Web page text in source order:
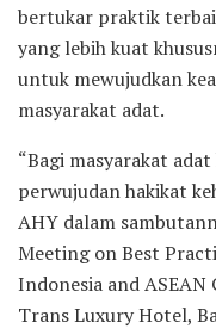
bertukar praktik
yang lebih kuat
untuk mewujudkan
masyarakat adat.
“Bagi masyarakat
perwujudan hakikat
AHY dalam
Meeting on Best
Indonesia and
Trans Luxury Hotel,